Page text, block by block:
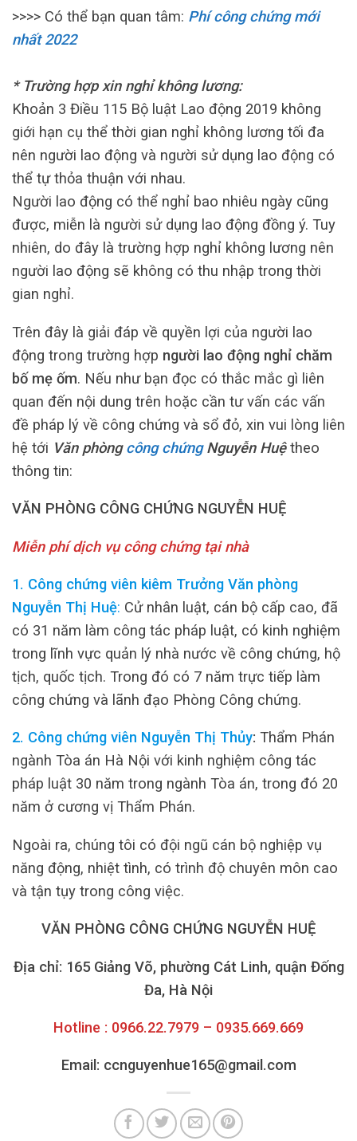
>>>> Có thể bạn quan tâm: Phí công chứng mới
nhất 2022
* Trường hợp xin nghỉ không lương:
Khoản 3 Điều 115 Bộ luật Lao động 2019 không
giới hạn cụ thể thời gian nghỉ không lương tối đa
nên người lao động và người sử dụng lao động có
thể tự thỏa thuận với nhau.
Người lao động có thể nghỉ bao nhiêu ngày cũng
được, miễn là người sử dụng lao động đồng ý. Tuy
nhiên, do đây là trường hợp nghỉ không lương nên
người lao động sẽ không có thu nhập trong thời
gian nghỉ.
Trên đây là giải đáp về quyền lợi của người lao
động trong trường hợp người lao động nghỉ chăm
bố mẹ ốm. Nếu như bạn đọc có thắc mắc gì liên
quan đến nội dung trên hoặc cần tư vấn các vấn
đề pháp lý về công chứng và sổ đỏ, xin vui lòng liên
hệ tới Văn phòngcông chứngNguyễn Huệtheo
thông tin:
VĂN PHÒNG CÔNG CHỨNG NGUYỄN HUỆ
Miễn phí dịch vụ công chứng tại nhà
1. Công chứng viên kiêm Trưởng Văn phòng
Nguyễn Thị Huệ: Cử nhân luật, cán bộ cấp cao, đã
có 31 năm làm công tác pháp luật, có kinh nghiệm
trong lĩnh vực quản lý nhà nước về công chứng, hộ
tịch, quốc tịch. Trong đó có 7 năm trực tiếp làm
công chứng và lãnh đạo Phòng Công chứng.
2. Công chứng viên Nguyễn Thị Thủy: Thẩm Phán
ngành Tòa án Hà Nội với kinh nghiệm công tác
pháp luật 30 năm trong ngành Tòa án, trong đó 20
năm ở cương vị Thẩm Phán.
Ngoài ra, chúng tôi có đội ngũ cán bộ nghiệp vụ
năng động, nhiệt tình, có trình độ chuyên môn cao
và tận tụy trong công việc.
VĂN PHÒNG CÔNG CHỨNG NGUYỄN HUỆ
Địa chỉ: 165 Giảng Võ, phường Cát Linh, quận Đống
Đa, Hà Nội
Hotline : 0966.22.7979 – 0935.669.669
Email: ccnguyenhue165@gmail.com